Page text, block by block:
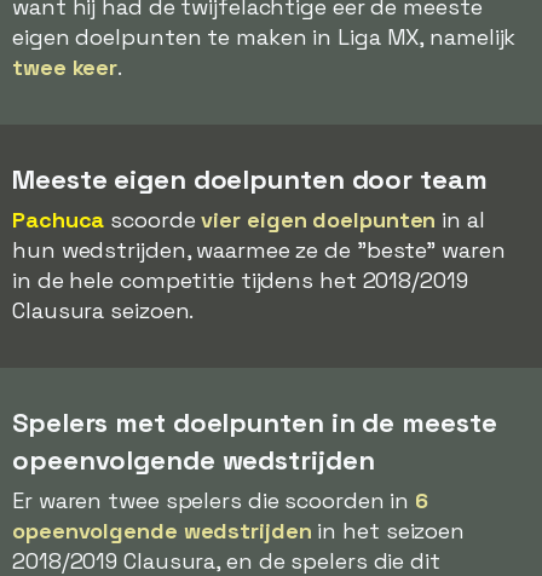
want hij had de twijfelachtige eer de meeste
eigen doelpunten te maken in Liga MX, namelijk
twee keer.
Meeste eigen doelpunten door team
Pachuca scoordevier eigen doelpunten in al
hun wedstrijden, waarmee ze de "beste" waren
in de hele competitie tijdens het 2018/2019
Clausura seizoen.
Spelers met doelpunten in de meeste
opeenvolgende wedstrijden
Er waren twee spelers die scoorden in 6
opeenvolgende wedstrijden in het seizoen
2018/2019 Clausura, en de spelers die dit